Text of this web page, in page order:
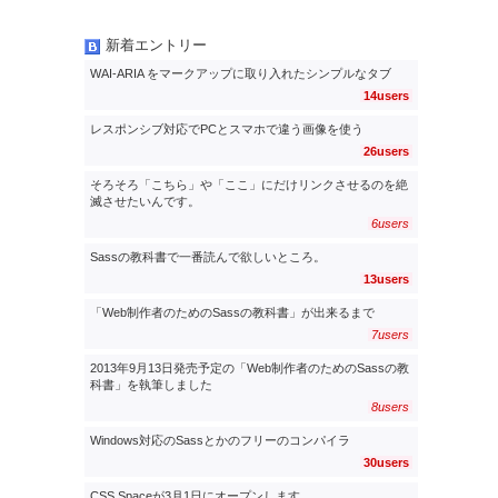
新着エントリー
WAI-ARIA をマークアップに取り入れたシンプルなタブ
14users
レスポンシブ対応でPCとスマホで違う画像を使う
26users
そろそろ「こちら」や「ここ」にだけリンクさせるのを絶
滅させたいんです。
6users
Sassの教科書で一番読んで欲しいところ。
13users
「Web制作者のためのSassの教科書」が出来るまで
7users
2013年9月13日発売予定の「Web制作者のためのSassの教
科書」を執筆しました
8users
Windows対応のSassとかのフリーのコンパイラ
30users